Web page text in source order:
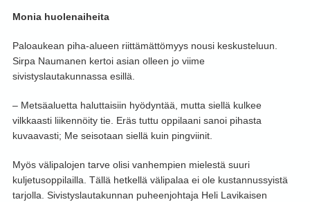
Monia huolenaiheita
Paloaukean piha-alueen riittämättömyys nousi keskusteluun.
Sirpa Naumanen kertoi asian olleen jo viime
sivistyslautakunnassa esillä.
– Metsäaluetta haluttaisiin hyödyntää, mutta siellä kulkee
vilkkaasti liikennöity tie. Eräs tuttu oppilaani sanoi pihasta
kuvaavasti; Me seisotaan siellä kuin pingviinit.
Myös välipalojen tarve olisi vanhempien mielestä suuri
kuljetusoppilailla. Tällä hetkellä välipalaa ei ole kustannussyistä
tarjolla. Sivistyslautakunnan puheenjohtaja Heli Lavikaisen